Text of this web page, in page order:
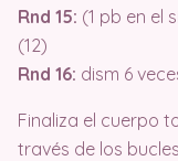
Rnd 15: (1 pb en el
(12)
Rnd 16: dism 6
Finaliza el cuerpo
través de los